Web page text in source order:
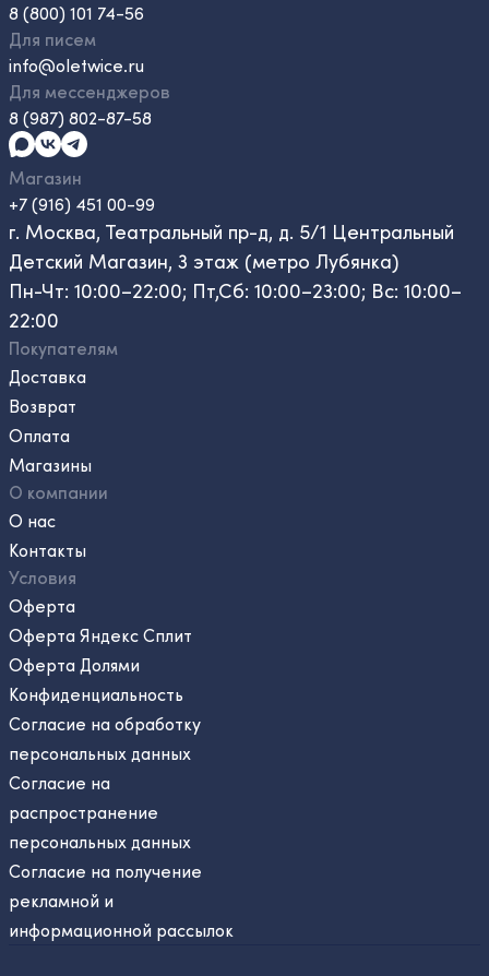
8 (800) 101 74-56
Для писем
info@oletwice.ru
Для мессенджеров
8 (987) 802-87-58
Магазин
+7 (916) 451 00-99
г. Москва, Театральный пр-д, д. 5/1 Центральный
Детский Магазин, 3 этаж (метро Лубянка)
Пн-Чт: 10:00–22:00; Пт,Сб: 10:00–23:00; Вс: 10:00–
22:00
Покупателям
Доставка
Возврат
Оплата
Магазины
О компании
О нас
Контакты
Условия
Оферта
Оферта Яндекс Сплит
Оферта Долями
Конфиденциальность
Согласие на обработку
персональных данных
Согласие на
распространение
персональных данных
Согласие на получение
рекламной и
информационной рассылок